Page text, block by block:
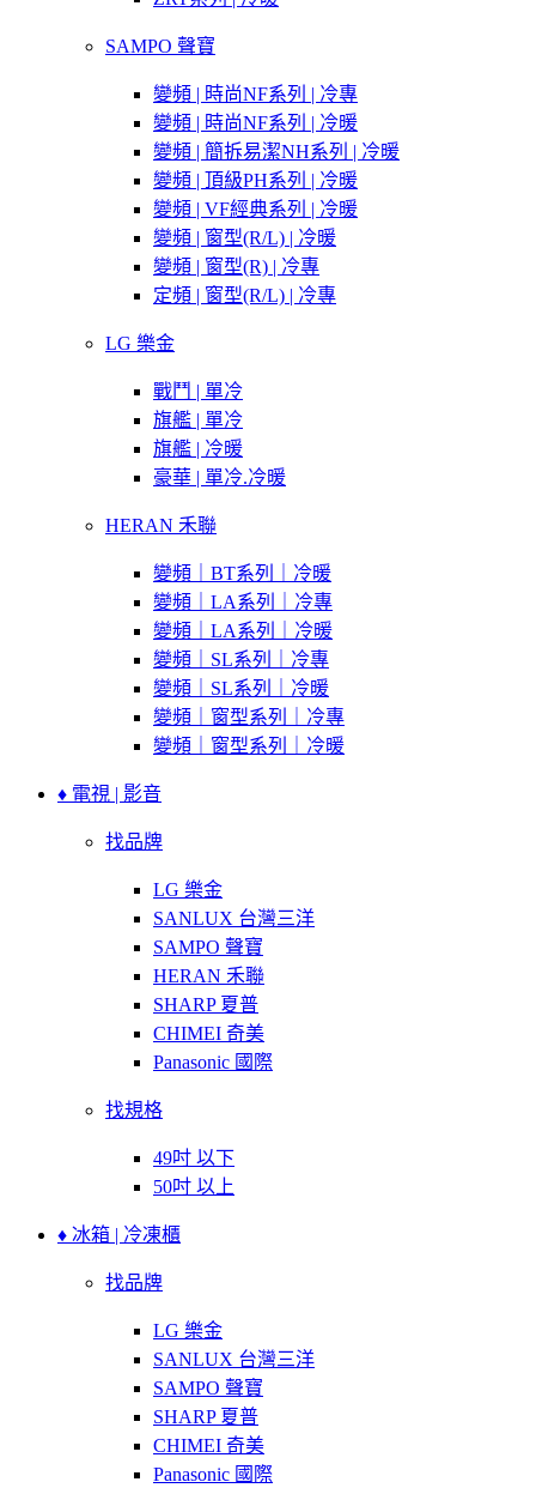
SAMPO 聲寶
變頻 | 時尚NF系列 | 冷專
變頻 | 時尚NF系列 | 冷暖
變頻 | 簡拆易潔NH系列 | 冷暖
變頻 | 頂級PH系列 | 冷暖
變頻 | VF經典系列 | 冷暖
變頻 | 窗型(R/L) | 冷暖
變頻 | 窗型(R) | 冷專
定頻 | 窗型(R/L) | 冷專
LG 樂金
戰鬥 | 單冷
旗艦 | 單冷
旗艦 | 冷暖
豪華 | 單冷.冷暖
HERAN 禾聯
變頻｜BT系列｜冷暖
變頻｜LA系列｜冷專
變頻｜LA系列｜冷暖
變頻｜SL系列｜冷專
變頻｜SL系列｜冷暖
變頻｜窗型系列｜冷專
變頻｜窗型系列｜冷暖
♦ 電視 | 影音
找品牌
LG 樂金
SANLUX 台灣三洋
SAMPO 聲寶
HERAN 禾聯
SHARP 夏普
CHIMEI 奇美
Panasonic 國際
找規格
49吋 以下
50吋 以上
♦ 冰箱 | 冷凍櫃
找品牌
LG 樂金
SANLUX 台灣三洋
SAMPO 聲寶
SHARP 夏普
CHIMEI 奇美
Panasonic 國際